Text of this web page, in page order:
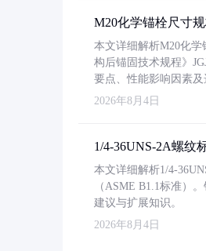
M20化学锚栓尺寸
本文详细解析M20化
构后锚固技术规程》
要点、性能影响因素及
2026年8月4日
1/4-36UNS-2A螺纹
本文详细解析1/4-
（ASME B1.1标准）
建议与扩展知识。
2026年8月4日